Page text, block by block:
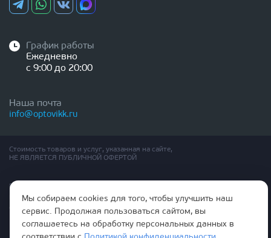
График работы
Ежедневно
с 9:00 до 20:00
Наша почта
info@optovikk.ru
Стоимость товаров и услуг, указанная на сайте,
НЕ ЯВЛЯЕТСЯ ПУБЛИЧНОЙ ОФЕРТОЙ
Правила эксплутации входных и межкомнатных дверей
Политика обработки персональных данных
Согласие на обработку персональных данных
Мы собираем cookies для того, чтобы улучшить наш
сервис. Продолжая пользоваться сайтом, вы
соглашаетесь на обработку персональных данных в